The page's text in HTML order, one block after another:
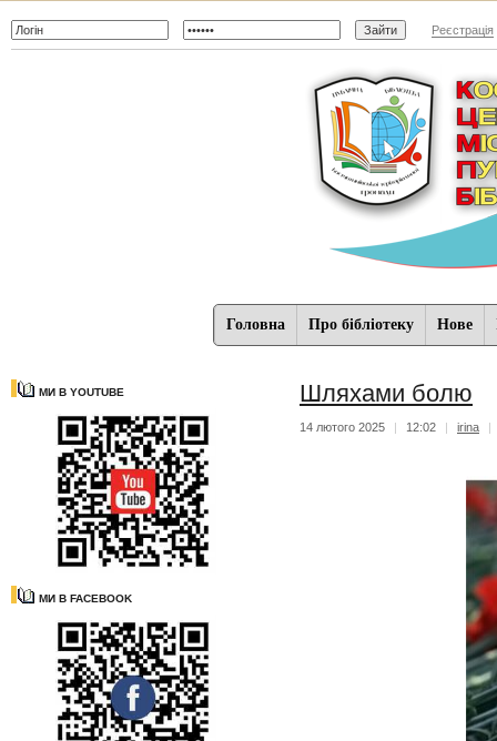
Реєстрація
Головна Про бібліотеку Нове
МИ В YOUTUBE
МИ В FACEBOOK
Шляхами болю
14 лютого 2025 | 12:02 | irina |